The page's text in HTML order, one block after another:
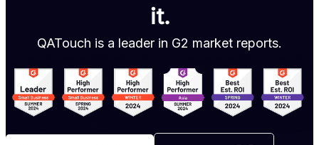
it.
QATouch is a leader in G2 market reports.